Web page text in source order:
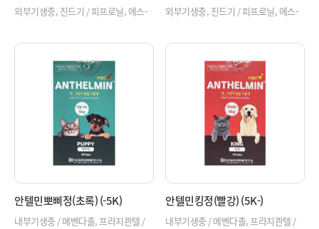
가)
외부기생충, 진드기 / 피프로닐, 에스- 외부기생충, 진드기 / 피프로닐, 에스-
안텔민뽀삐정(초록) (-5K)
내부기생충 / 메벤다졸, 프라지콴텔 /
안텔민킹정(빨강) (5K-)
내부기생충 / 메벤다졸, 프라지콴텔 /